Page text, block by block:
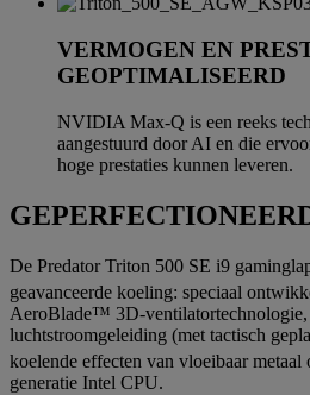
VERMOGEN EN
GEOPTIMALISEERD
NVIDIA Max-Q is een reeks
aangestuurd door AI en die
hoge prestaties kunnen leveren.
De Predator Triton 500 SE i9
geavanceerde koeling: speciaal
AeroBlade™ 3D-
luchtstroomgeleiding (met tactisch
koelende effecten van vloeibaar metaal
generatie Intel CPU.